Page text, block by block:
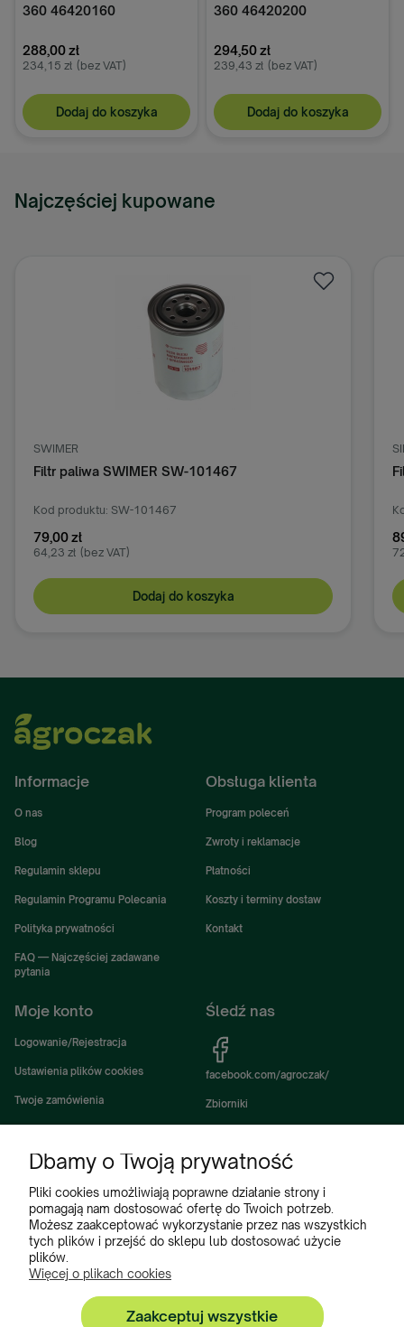
360 46420160
288,00 zł
234,15 zł (bez VAT)
Dodaj do koszyka
360 46420200
294,50 zł
239,43 zł (bez VAT)
Dodaj do koszyka
Najczęściej kupowane
SWIMER
Filtr paliwa SWIMER SW-101467
Kod produktu: SW-101467
79,00 zł
64,23 zł (bez VAT)
Dodaj do koszyka
Informacje
O nas
Blog
Regulamin sklepu
Regulamin Programu Polecania
Polityka prywatności
FAQ — Najczęściej zadawane
pytania
Obsługa klienta
Program poleceń
Zwroty i reklamacje
Płatności
Koszty i terminy dostaw
Kontakt
Moje konto
Logowanie/Rejestracja
Ustawienia plików cookies
Twoje zamówienia
Ulubione
Śledź nas
facebook.com/agroczak/
Zbiorniki
Akcesoria i wyposażenie zbiorników
Zbiorniki na deszczówkę
Częsci do maszyn rolniczych
Części do ciągników
Dbamy o Twoją prywatność
Pliki cookies umożliwiają poprawne działanie strony i
pomagają nam dostosować ofertę do Twoich potrzeb.
Możesz zaakceptować wykorzystanie przez nas wszystkich
tych plików i przejść do sklepu lub dostosować użycie
plików.
Więcej o plikach cookies
Zaakceptuj wszystkie